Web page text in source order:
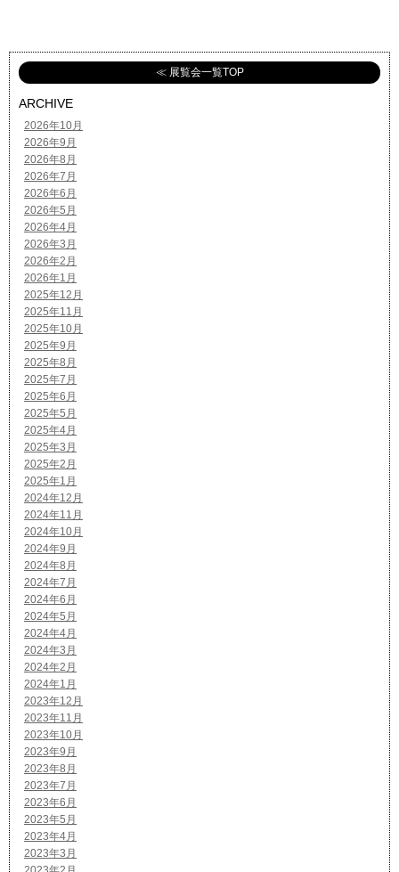
≪ 展覧会一覧TOP
ARCHIVE
2026年10月
2026年9月
2026年8月
2026年7月
2026年6月
2026年5月
2026年4月
2026年3月
2026年2月
2026年1月
2025年12月
2025年11月
2025年10月
2025年9月
2025年8月
2025年7月
2025年6月
2025年5月
2025年4月
2025年3月
2025年2月
2025年1月
2024年12月
2024年11月
2024年10月
2024年9月
2024年8月
2024年7月
2024年6月
2024年5月
2024年4月
2024年3月
2024年2月
2024年1月
2023年12月
2023年11月
2023年10月
2023年9月
2023年8月
2023年7月
2023年6月
2023年5月
2023年4月
2023年3月